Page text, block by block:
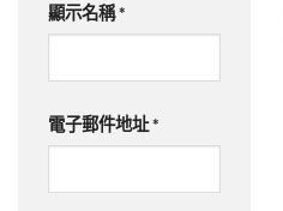
顯示名稱*
電子郵件地址*